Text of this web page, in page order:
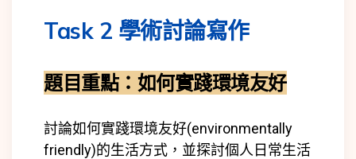
Task 2 學術討論寫作
題目重點： 如何實踐環境友好
討論如何實踐環境友好(environmentally
friendly)的生活方式，並探討個人日常生活